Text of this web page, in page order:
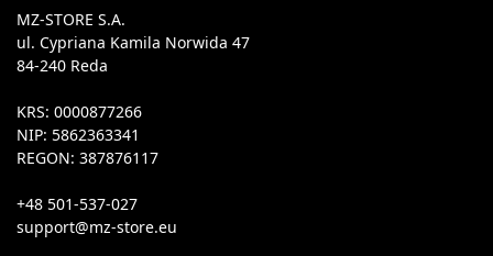
MZ-STORE S.A.
ul. Cypriana Kamila Norwida 47
84-240 Reda
KRS: 0000877266
NIP: 5862363341
REGON: 387876117
+48 501-537-027